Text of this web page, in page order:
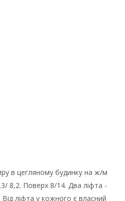
в цегляному будинку на ж/м
8,2. Поверх 8/14. Два ліфта -
ліфта у кожного є власний